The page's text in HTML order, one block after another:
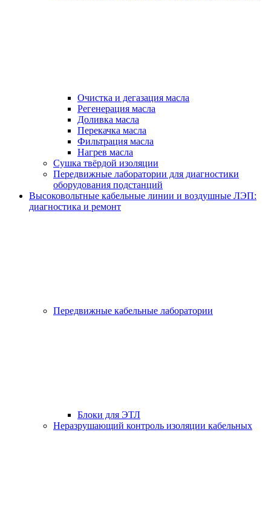
Очистка и дегазация масла
Регенерация масла
Доливка масла
Перекачка масла
Фильтрация масла
Нагрев масла
Сушка твёрдой изоляции
Передвижные лаборатории для диагностики
оборудования подстанций
Высоковольтные кабельные линии и воздушные ЛЭП:
диагностика и ремонт
Передвижные кабельные лаборатории
Блоки для ЭТЛ
Неразрушающий контроль изоляции кабельных